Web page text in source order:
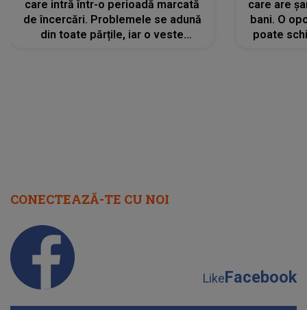
care intră într-o perioadă marcată
de încercări. Problemele se adună
din toate părțile, iar o veste
care are
bani. O
poate
CONECTEAZĂ-TE CU NOI
LikeFacebook